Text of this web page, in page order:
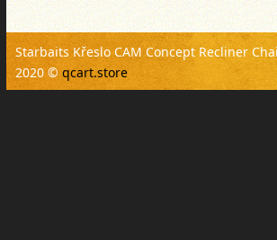
Starbaits Křeslo CAM Concept Recliner
2020 © qcart.store